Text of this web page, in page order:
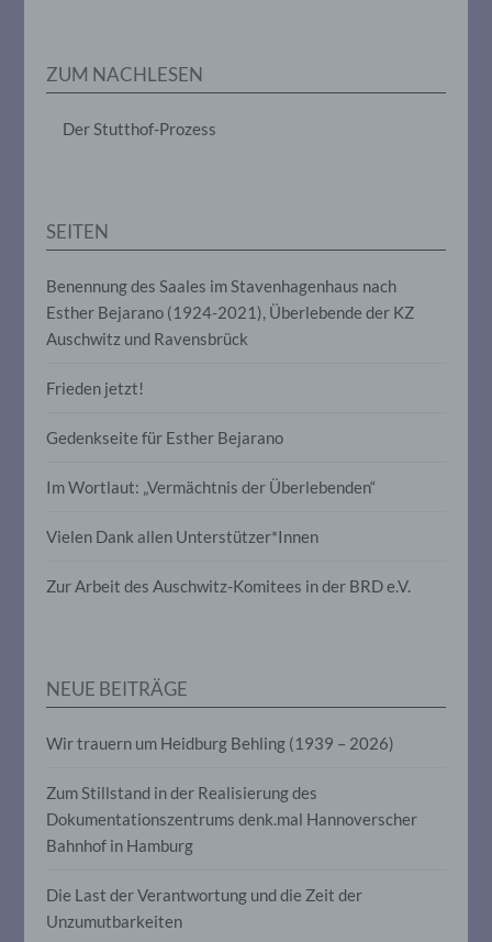
ZUM NACHLESEN
Der Stutthof-Prozess
SEITEN
Benennung des Saales im Stavenhagenhaus nach
Esther Bejarano (1924-2021), Überlebende der KZ
Auschwitz und Ravensbrück
Frieden jetzt!
Gedenkseite für Esther Bejarano
Im Wortlaut: „Vermächtnis der Überlebenden“
Vielen Dank allen Unterstützer*Innen
Zur Arbeit des Auschwitz-Komitees in der BRD e.V.
NEUE BEITRÄGE
Wir trauern um Heidburg Behling (1939 – 2026)
Zum Stillstand in der Realisierung des
Dokumentationszentrums denk.mal Hannoverscher
Bahnhof in Hamburg
Die Last der Verantwortung und die Zeit der
Unzumutbarkeiten
Person beziehen, zu bewerten,
insbesondere, um Aspekte bezüglich
Arbeitsleistung, wirtschaftlicher Lage,
Gesundheit, persönlicher Vorlieben,
Aufenthaltsort oder Ortswechsel dieser
natürlichen Person zu analysieren oder
f) Pseudonymisierung
Pseudonymisierung ist die Verarbeitung
auf welche die personenbezogenen Daten
ohne Hinzuziehung zusätzlicher
zusätzlichen Informationen gesondert
aufbewahrt werden und technischen und
unterliegen, die gewährleisten, dass die
personenbezogenen Daten nicht einer
natürlichen Person zugewiesen werden.
Verarbeitung Verantwortlicher